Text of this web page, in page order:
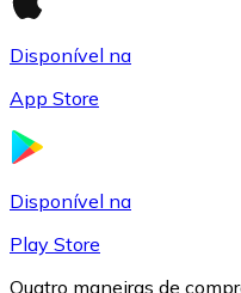
Disponível na
App Store
Disponível na
Play Store
Quatro maneiras de